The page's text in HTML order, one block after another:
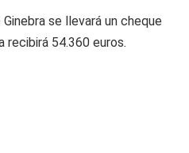
se llevará un cheque
recibirá 54.360 euros.